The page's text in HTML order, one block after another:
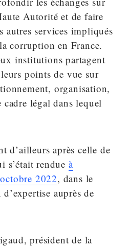
Autorité et de faire
autres services impliqués
corruption en France.
institutions partagent
points de vue sur
organisation,
légal dans lequel
d’ailleurs après celle de
s’était rendue à
2022, dans le
auprès de
président de la